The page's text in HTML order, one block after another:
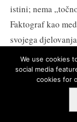
istini; nema
Faktograf kao
svojega
pretpostavka o
Drugim
, tada
postojanja.
We use cookies
social media
cookies for